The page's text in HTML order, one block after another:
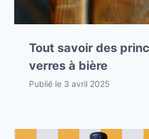
Tout savoir des
verres à bière
Publié le 3 avril 2025